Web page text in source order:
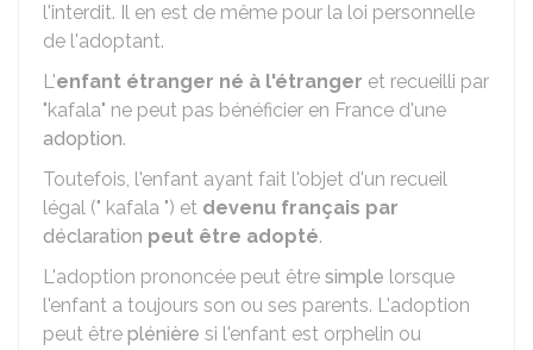
l'interdit. Il en est de même pour la loi personnelle
de l'adoptant.
L'enfant étranger né à l'étranger et recueilli par
"kafala" ne peut pas bénéficier en France d'une
adoption.
Toutefois, l'enfant ayant fait l'objet d'un recueil
légal (" kafala ") et devenu français par
déclaration peut être adopté.
L'adoption prononcée peut être simple lorsque
l'enfant a toujours son ou ses parents. L'adoption
peut être plénière si l'enfant est orphelin ou